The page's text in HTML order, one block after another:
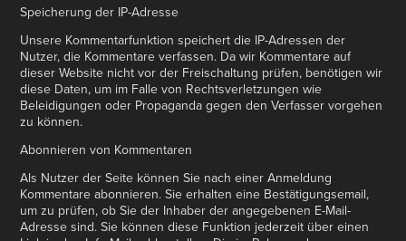
Speicherung der IP-Adresse
Unsere Kommentarfunktion speichert die IP-Adressen der
Nutzer, die Kommentare verfassen. Da wir Kommentare auf
dieser Website nicht vor der Freischaltung prüfen, benötigen wir
diese Daten, um im Falle von Rechtsverletzungen wie
Beleidigungen oder Propaganda gegen den Verfasser vorgehen
zu können.
Abonnieren von Kommentaren
Als Nutzer der Seite können Sie nach einer Anmeldung
Kommentare abonnieren. Sie erhalten eine Bestätigungsemail,
um zu prüfen, ob Sie der Inhaber der angegebenen E-Mail-
Adresse sind. Sie können diese Funktion jederzeit über einen